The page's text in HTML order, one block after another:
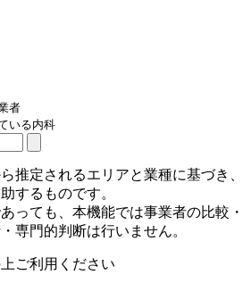
者
いる内科
推定されるエリアと業種に基づき、
するものです。
っても、本機能では事業者の比較・
専門的判断は行いません。
ご利用ください